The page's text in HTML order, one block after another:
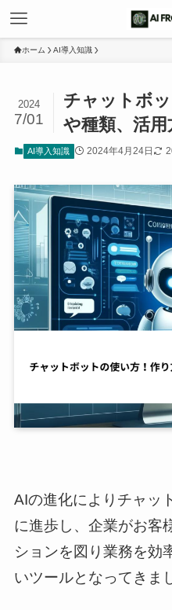
ホーム AI導入知識
チャットボ
や種類、活
2024
7/01
AI導入知識 2024年4月24日
AIの進化によりチャッ
に進歩し、企業がお客
ションを図り業務を効
いツールとなってきま